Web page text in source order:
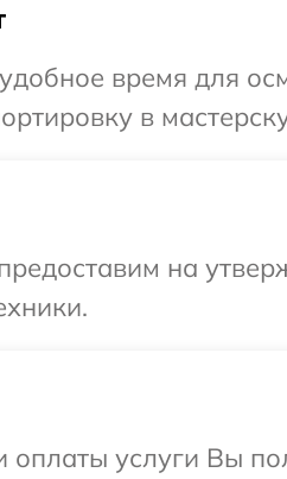
время для
в
на
оплаты услуги Вы